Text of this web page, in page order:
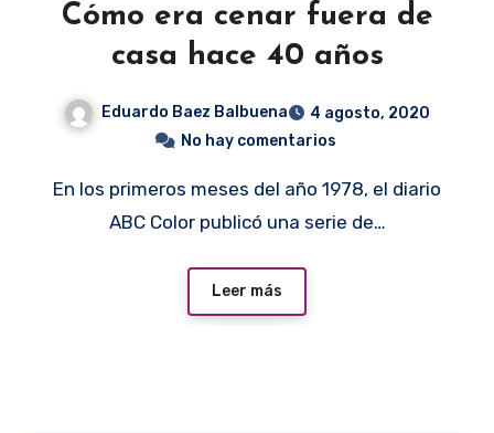
Cómo era cenar fuera de
casa hace 40 años
Eduardo Baez Balbuena
4 agosto, 2020
No hay comentarios
En los primeros meses del año 1978, el diario
ABC Color publicó una serie de…
Leer más